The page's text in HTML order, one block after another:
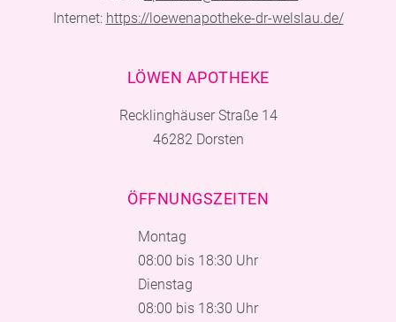
Internet: https://loewenapotheke-dr-welslau.de/
LÖWEN APOTHEKE
Recklinghäuser Straße 14
46282 Dorsten
ÖFFNUNGSZEITEN
Montag
08:00 bis 18:30 Uhr
Dienstag
08:00 bis 18:30 Uhr